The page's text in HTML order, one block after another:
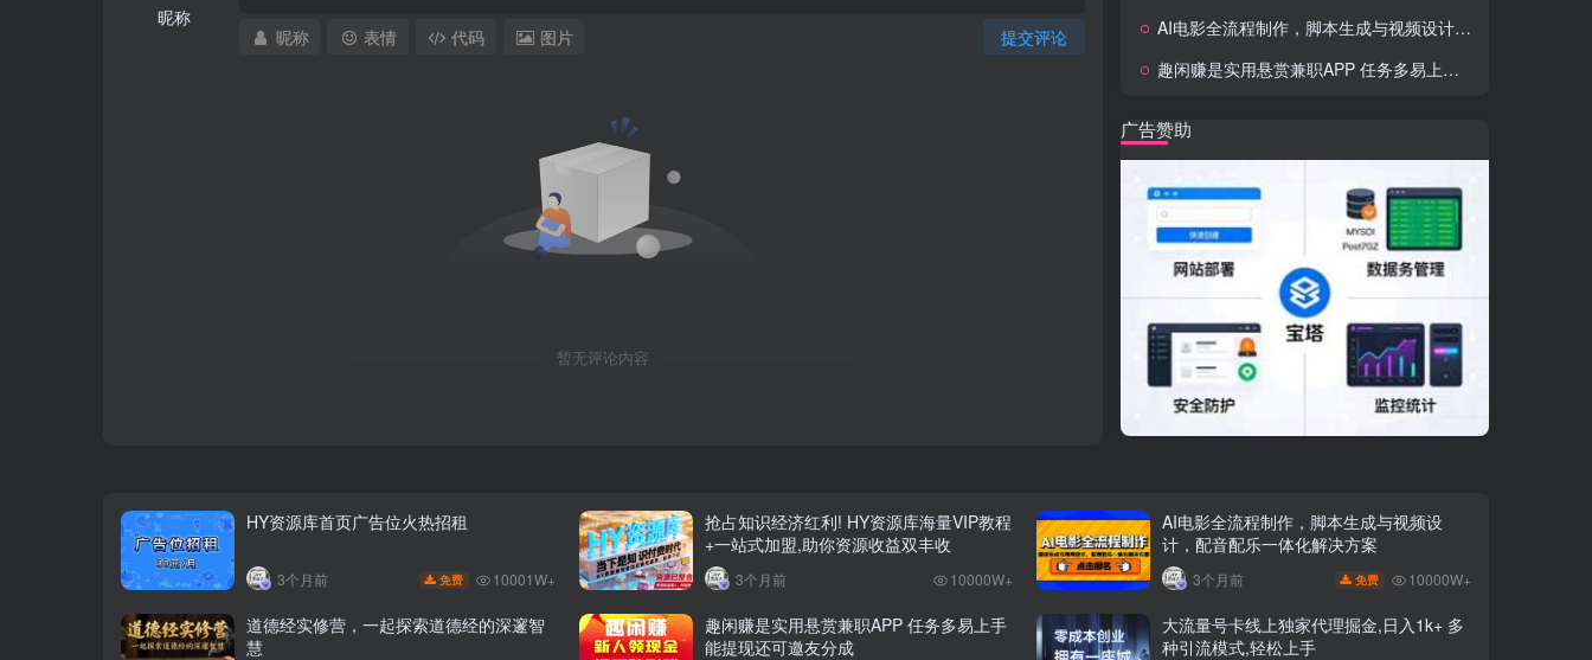
昵称
提交评论
昵称 表情 代码 图片
暂无评论内容
AI电影全流程制作，脚本生成与视频设计，配音配乐一体化解决方案
趣闲赚是实用悬赏兼职APP 任务多易上手 能提现还可邀友分成
广告赞助
HY资源库首页广告位火热招租
3个月前 免费 10001W+
抢占知识经济红利! HY资源库海量VIP教程
+一站式加盟,助你资源收益双丰收
3个月前 10000W+
AI电影全流程制作，脚本生成与视频设
计，配音配乐一体化解决方案
3个月前 免费 10000W+
道德经实修营，一起探索道德经的深邃智
慧
趣闲赚是实用悬赏兼职APP 任务多易上手
能提现还可邀友分成
大流量号卡线上独家代理掘金,日入1k+ 多
种引流模式,轻松上手